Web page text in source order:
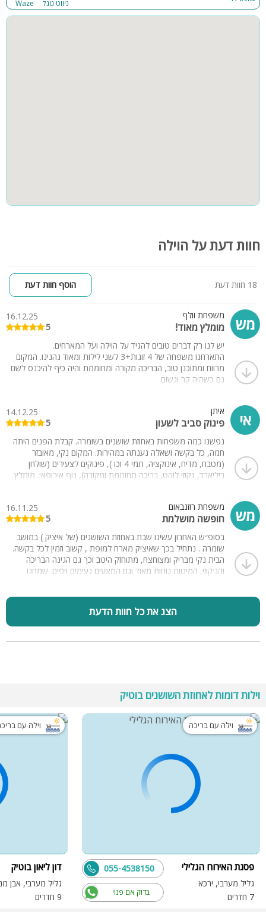
Waze ניווט גוגל
חוות דעת על הוילה
18 חוות דעת הוסף חוות דעת
מש משפחת וולף
מומלץ מאוד!
16.12.25
5
יש לנו רק דברים טובים להגיד על הוילה ועל המארחים.
התארחנו משפחה של 4 זוגות+3 לשני לילות ומאוד נהנינו. המקום
מרווח ומתוכנן טוב, הבריכה מקורה ומחוממת והיה כיף להיכנס לשם
גם כשהיה קר וגשום.
גם המארחים אנשים מאוד נעימים ודואגים להכל.
נשאר לנו טעם של עוד.
אי איתן
פינוק סביב לשעון
14.12.25
5
נפשנו כמה משפחות באחוזת שושנים בשומרה. קבלת הפנים היתה
חמה, כל בקשה ושאלה נענתה במהירות. המקום נקי, מאובזר
(מטבח, מדיח, אינוקציה, תמי 4 וכו ), פינוקים לצעירים (שולחן
ביליארד, גקוזי לוהט, בריכה מחוממת ומקורה), נוף אירופאי. מומלץ
מש משפחת רוזנבאום
חופשה מושלמת
16.11.25
5
בסופ״ש האחרון עשינו שבת באחוזת השושנים (של איציק ) במושב
שומרה . נתחיל בכך שאיציק מארח למופת , קשוב וזמין לכל בקשה.
הבית נקי מבריק ומצוחצח, מתוחזק היטב וכך גם הגינה הבריכה
והג׳קוזי, המיטות נוחות מאוד וגם המצעים נעימים ויפים. שמחנו
יש גם מקרר גדול ויפה ועוד מקרר קטן יותר ומכונת קפה וגם תמי 4
למרות הקור והגשם בחוץ נהננו מהבריכה המחוממת והסגורה היטב,
ומהג’קוזי החם והמרווח שצופה לנוף (שניהם נקיים ביותר)
תודה רבה איציק
הצג את כל חוות הדעת
וילות דומות לאחוזת השושנים בוטיק
וילה עם בריכה
פסגת האירוח הגלילי
גליל מערבי, ירכא
7 חדרים
בדוק אם פנוי
055-4538150
וילה עם
דון ליאון בוטיק
גליל מערבי, אבן
9 חדרים